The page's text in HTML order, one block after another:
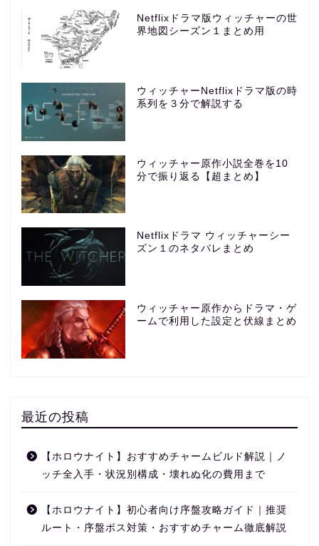
Netflixドラマ版ウィッチャーの世
界地図シーズン１まとめ用
ウィッチャーNetflixドラマ版の時
系列を３分で解説する
ウィッチャー原作小説全巻を10
分で振り返る【超まとめ】
Netflixドラマ ウィッチャーシー
ズン１のネタバレまとめ
ウィッチャー原作からドラマ・ゲ
ームで利用した設定と伏線まとめ
最近の投稿
【ホロウナイト】おすすめチャームビルド解説｜ノ
ッチ全入手・状況別構成・壊れぬ化の費用まで
【ホロウナイト】初心者向け序盤攻略ガイド｜推奨
ルート・序盤ボス対策・おすすめチャーム徹底解説